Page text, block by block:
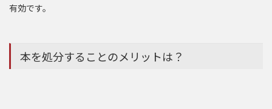
有効です。
本を処分することのメリットは？